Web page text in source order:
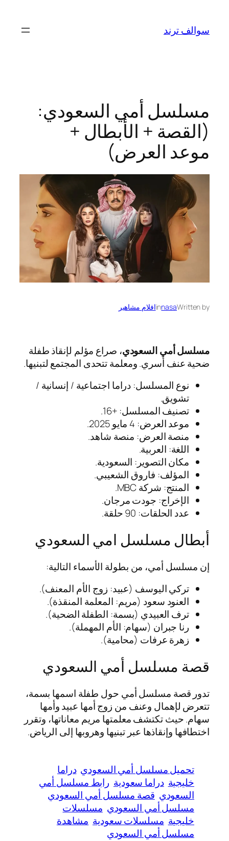
المحتوى
سوالف ترند
مسلسل أمي السعودي:
(القصة + الأبطال +
موعد العرض)
Written by
nasa
inافلام مشاهير
مسلسل أمي السعودي، صراع مؤلم لإنقاذ طفلة
ضحية عنف أسري. ومعلمة تتحدى المجتمع لتبنيها.
نوع المسلسل: دراما اجتماعية / إنسانية /
تشويق.
تصنيف المسلسل: +16.
موعد العرض: 4 مايو 2025.
منصة العرض: منصة شاهد.
اللغة: العربية.
مكان التصوير: السعودية.
المؤلف: فاروق الشعيبي.
المنتج: شركة MBC.
الإخراج: جودت مرجان.
عدد الحلقات: 90 حلقة.
أبطال مسلسل امي السعودي
إن مسلسل أمي، من بطولة الأسماء التالية:
تركي اليوسف (عبيد: زوج الأم المعنف).
العنود سعود (مريم: المعلمة المنقذة).
ترف العبيدي (بسمة: الطفلة الضحية).
رنا جبران (سهام: الأم المهملة).
زهرة عرفات (محامية).
قصة مسلسل أمي السعودي
تدور قصة مسلسل أمي حول طفلة اسمها بسمة،
تتعرض لإهمال وعنف من زوج أمها عبيد وأمها
سهام. حيث تكتشف معلمتها مريم معاناتها، وتقرر
اختطافها وإنقاذها عبر تبنيها وهروبها إلى الرياض.
تحميل مسلسل أمي السعودي دراما
خليجية دراما سعودية رابط مسلسل أمي
السعودي قصة مسلسل أمي السعودي
مسلسل أمي السعودي مسلسلات
خليجية مسلسلات سعودية مشاهدة
مسلسل أمي السعودي